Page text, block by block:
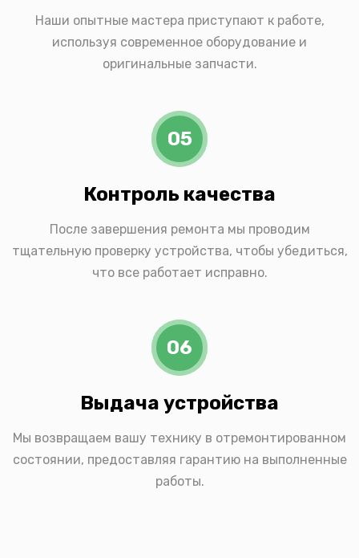
Наши опытные мастера приступают к работе,
используя современное оборудование и
оригинальные запчасти.
05
Контроль качества
После завершения ремонта мы проводим
тщательную проверку устройства, чтобы убедиться,
что все работает исправно.
06
Выдача устройства
Мы возвращаем вашу технику в отремонтированном
состоянии, предоставляя гарантию на выполненные
работы.